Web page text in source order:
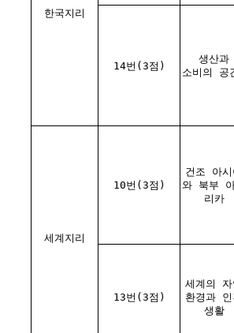
한국지리
14번(3점)
생산과
소비의 공
세계지리
10번(3점)
건조 아시
와 북부
리카
13번(3점)
세계의 자
환경과 인
생활